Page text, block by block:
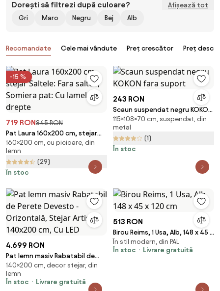
Dorești să filtrezi după culoare?
Afișează tot
Gri
Maro Negru Bej Alb
Produse
Recomandate Cele mai vândute Preț crescător Preț
-15 %
719 RON845 RON
Pat Laura 160x200 cm, stejar
Saltele: Fara saltea, Somiera
pat: Cu lamele drepte
160×200 cm, cu picioare, din
lemn
(29)
În stoc
243 RON
Scaun suspendat negru KOKON
fara suport
115×108×70 cm, suspendat, din
metal
(1)
În stoc
4.699 RON
Pat lemn masiv Rabatabil de
Perete Devesto - Orizontală,
Stejar Artisan, 140x200 cm, Cu
LED
140×200 cm, decor stejar, din
lemn
În stoc
Livrare gratuită
513 RON
Birou Reims, 1 Usa, Alb, 148 x 45 x
120 cm
În stil modern, din PAL
În stoc
Livrare gratuită